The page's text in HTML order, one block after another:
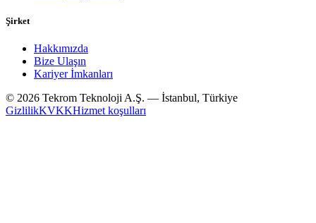
Şirket
Hakkımızda
Bize Ulaşın
Kariyer İmkanları
© 2026 Tekrom Teknoloji A.Ş. — İstanbul, Türkiye
GizlilikKVKKHizmet koşulları